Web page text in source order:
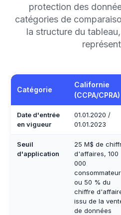
protection des
catégories de
la structure du
Catégorie
Californie
(CCPA/CPRA)
Date d'entrée
en vigueur
01.01.2020 /
01.01.2023
Seuil
d'application
25 M$ de
d'affaires, 100
000
ou 50 % du
chiffre
issu de la
de données